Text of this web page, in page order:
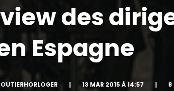
des
Espagne
| 13 MAR 2015 À 14:57 | 8